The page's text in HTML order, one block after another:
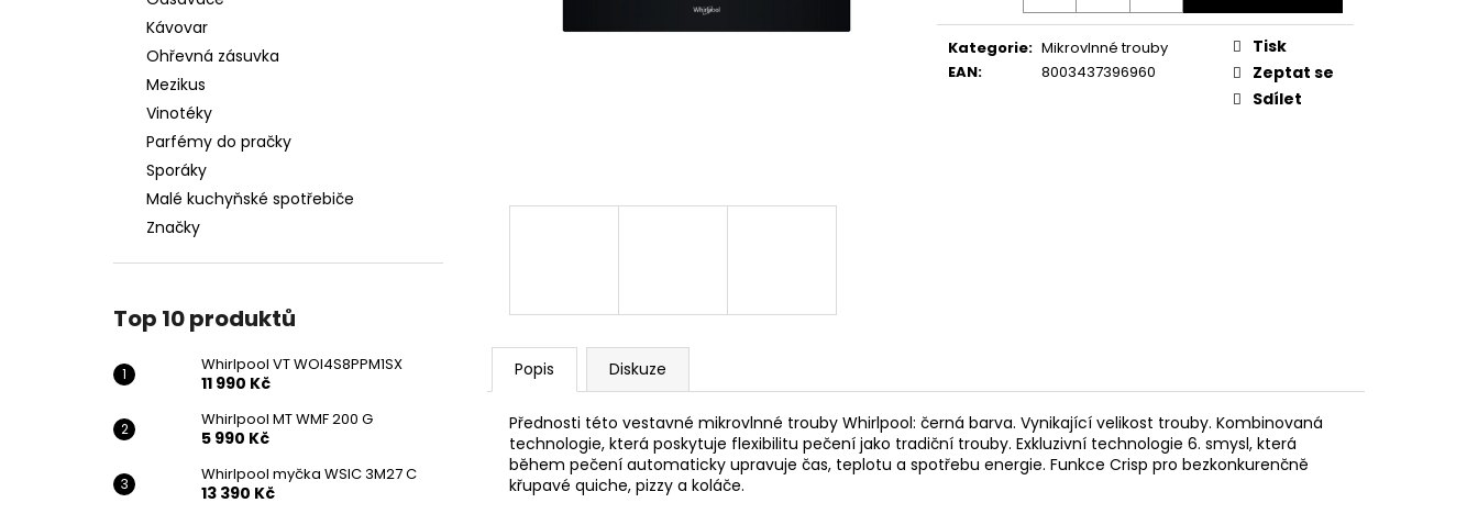
Kávovar
Ohřevná zásuvka
Mezikus
Vinotéky
Parfémy do pračky
Sporáky
Malé kuchyňské spotřebiče
Značky
Top 10 produktů
Whirlpool VT WOI4S8PPM1SX
11 990 Kč
Whirlpool MT WMF 200 G
5 990 Kč
Whirlpool myčka WSIC 3M27 C
13 390 Kč
Kategorie: Mikrovlnné trouby
EAN: 8003437396960
Tisk
Zeptat se
Sdílet
Popis Diskuze
Přednosti této vestavné mikrovlnné trouby Whirlpool: černá barva. Vynikající velikost trouby. Kombinovaná
technologie, která poskytuje flexibilitu pečení jako tradiční trouby. Exkluzivní technologie 6. smysl, která
během pečení automaticky upravuje čas, teplotu a spotřebu energie. Funkce Crisp pro bezkonkurenčně
křupavé quiche, pizzy a koláče.
WHIRLPOOL VT WOI4S8PPM1SX
11 990 Kč
WHIRLPOOL MT WMF 200 G
5 990 Kč